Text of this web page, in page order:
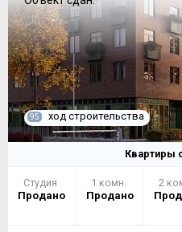
95 ход строительства
Квартиры
Студия
Продано
1 комн.
Продано
2